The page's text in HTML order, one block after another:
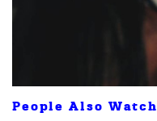
People Also Watch